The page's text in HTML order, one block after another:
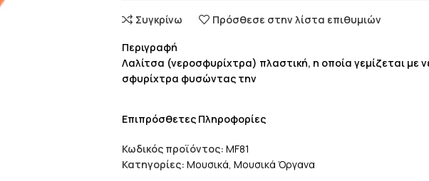
Συγκρίνω Πρόσθεσε στην λίστα επιθυμιών
Περιγραφή
Λαλίτσα (νεροσφυρίχτρα) πλαστική, η οποία γεμίζεται με
σφυρίχτρα φυσώντας την
Επιπρόσθετες Πληροφορίες
Κωδικός προϊόντος: MF81
Κατηγορίες: Μουσικά, Μουσικά Όργανα